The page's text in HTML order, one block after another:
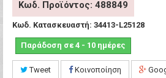
Κωδ. Προϊόντος: 488849
Κωδ. Κατασκευαστή: 34413-L25128
Παράδοση σε 4 - 10 ημέρες
Tweet Κοινοποίηση